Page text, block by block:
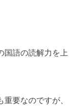
国語の読解力を上
要なのですが、